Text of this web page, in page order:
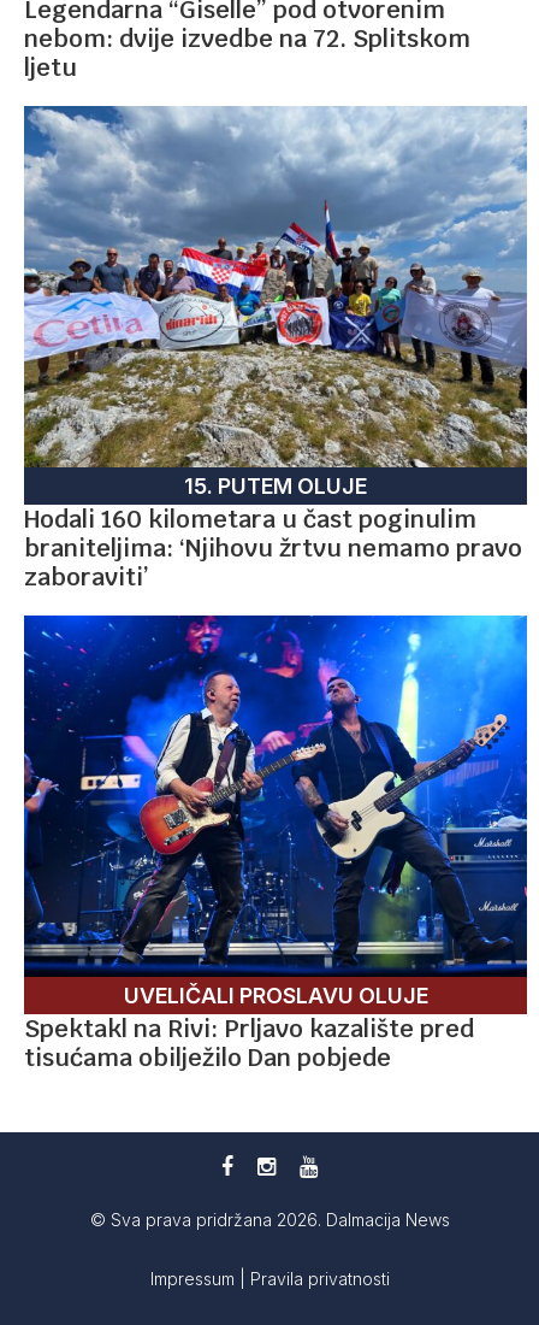
Legendarna “Giselle” pod otvorenim
nebom: dvije izvedbe na 72. Splitskom
ljetu
15. PUTEM OLUJE
Hodali 160 kilometara u čast poginulim
braniteljima: ‘Njihovu žrtvu nemamo pravo
zaboraviti’
UVELIČALI PROSLAVU OLUJE
Spektakl na Rivi: Prljavo kazalište pred
tisućama obilježilo Dan pobjede
© Sva prava pridržana 2026. Dalmacija News
Impressum Pravila privatnosti